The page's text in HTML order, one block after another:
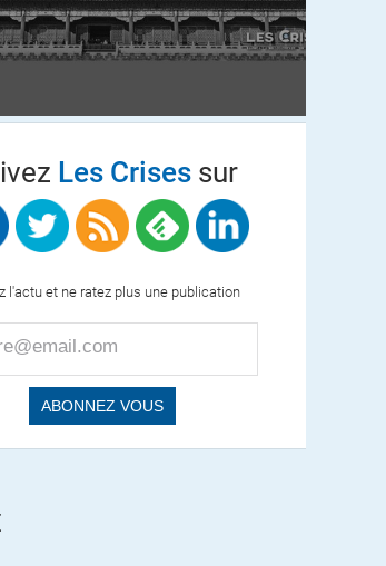
Les Crisessur
l'actu et ne ratez plus une publication